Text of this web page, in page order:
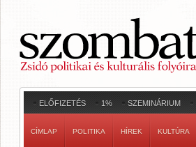
ELŐFIZETÉS 1% SZEMINÁRIUM
CÍMLAP POLITIKA HÍREK KULTÚRA